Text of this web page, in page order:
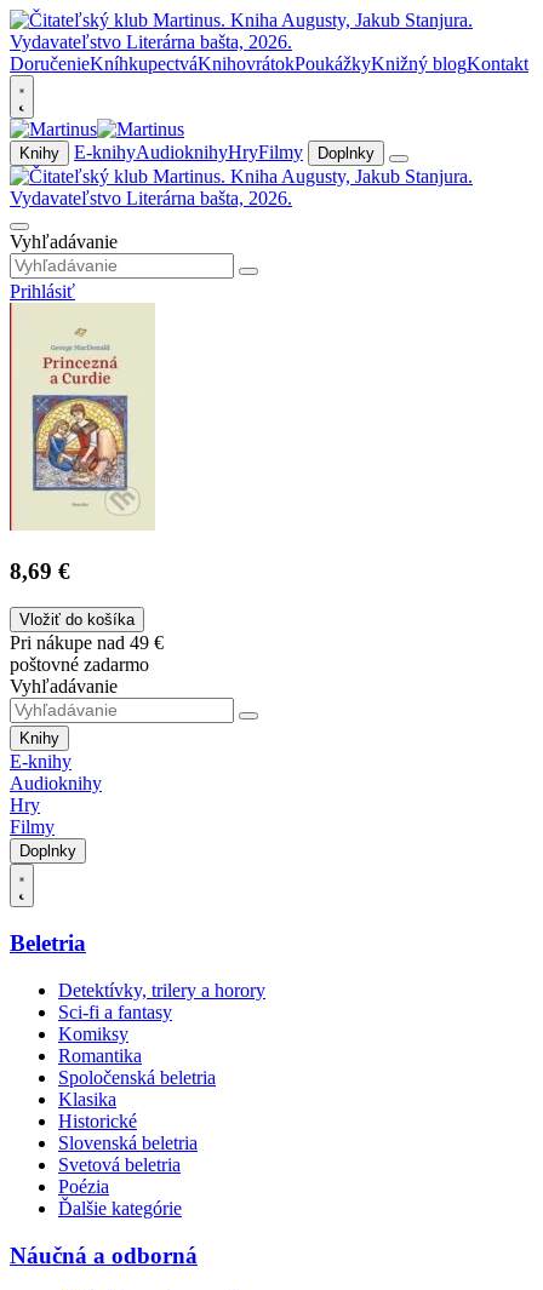
DoručenieKníhkupectváKnihovrátokPoukážkyKnižný blogKontakt
Knihy E-knihyAudioknihyHryFilmy Doplnky
Vyhľadávanie
Prihlásiť
8,69 €
Vložiť do košíka
Pri nákupe nad 49 €
poštovné zadarmo
Vyhľadávanie
Knihy
E-knihy
Audioknihy
Hry
Filmy
Doplnky
Beletria
Detektívky, trilery a horory
Sci-fi a fantasy
Komiksy
Romantika
Spoločenská beletria
Klasika
Historické
Slovenská beletria
Svetová beletria
Poézia
Ďalšie kategórie
Náučná a odborná